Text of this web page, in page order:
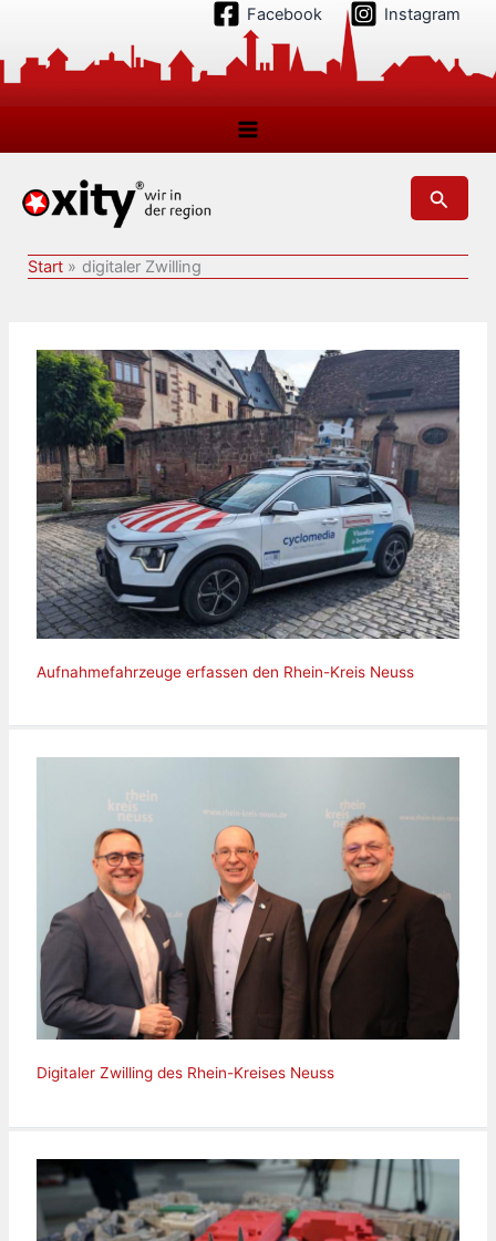
springen
Facebook Instagram
Suchen
Start digitaler Zwilling
Aufnahmefahrzeuge erfassen den Rhein-Kreis Neuss
Digitaler Zwilling des Rhein-Kreises Neuss